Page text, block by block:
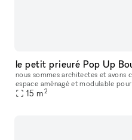
le petit prieuré Pop Up
nous sommes architectes et
espace aménagé et modulable
présenter leur travaux ( designers,
15 m2